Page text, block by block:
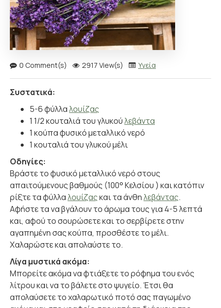
0 Comment(s) 2917 View(s) Υγεία
Συστατικά:
5-6 φύλλαλουίζας
1 1/2 κουταλιά του γλυκούλεβάντα
1 κούπα φυσικό μεταλλικό νερό
1 κουταλιά του γλυκού μέλι
Οδηγίες:
Βράστε το φυσικό μεταλλικό νερό στους
απαιτούμενους βαθμούς (100° Κελσίου ) και κατόπιν
ρίξτε τα φύλλαλουίζαςκαι τα άνθηλεβάντας.
Αφήστε τα να βγάλουν το άρωμα τους για 4-5 λεπτά
και, αφού το σουρώσετε και το σερβίρετε στην
αγαπημένη σας κούπα, προσθέστε το μέλι.
Χαλαρώστε και απολαύστε το.
Λίγα μυστικά ακόμα:
Μπορείτε ακόμα να φτιάξετε το ρόφημα του ενός
λίτρου και να το βάλετε στο ψυγείο. Έτσι θα
απολαύσετε το χαλαρωτικό ποτό σας παγωμένο